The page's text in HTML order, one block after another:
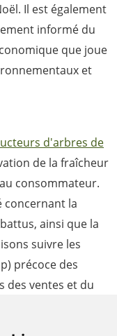
Il est également
informé du
que joue
et
d'arbres de
de la fraîcheur
consommateur.
concernant la
ainsi que la
suivre les
précoce des
des ventes et du
Téléchargez